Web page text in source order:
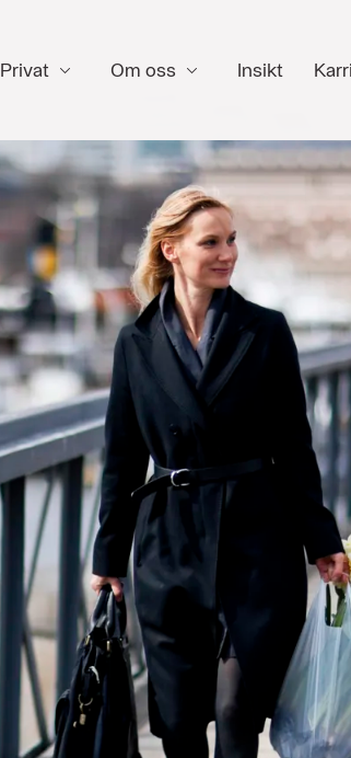
Privat Om oss Insikt